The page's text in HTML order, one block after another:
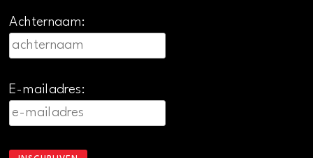
Achternaam:
E-mailadres: